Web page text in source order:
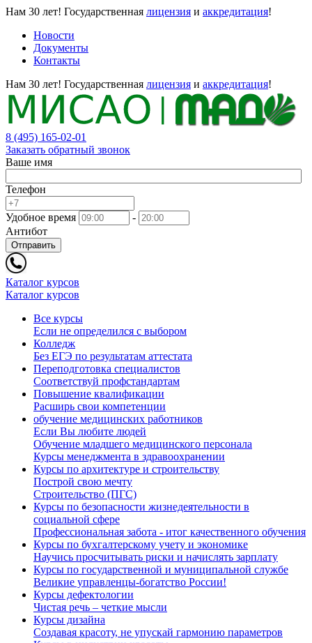
Нам 30 лет! Государственная лицензия и аккредитация!
Новости
Документы
Контакты
Нам 30 лет! Государственная лицензия и аккредитация!
8 (495) 165-02-01
Заказать обратный звонок
Ваше имя
Телефон
Удобное время
-
Антибот
Отправить
Каталог курсов
Каталог курсов
Все курсы
Если не определился с выбором
Колледж
Без ЕГЭ по результатам аттестата
Переподготовка специалистов
Соответствуй профстандартам
Повышение квалификации
Расширь свои компетенции
обучение медицинских работников
Если Вы любите людей
Обучение младшего медицинского персонала
Курсы менеджмента в здравоохранении
Курсы по архитектуре и строительству
Построй свою мечту
Строительство (ПГС)
Курсы по безопасности жизнедеятельности в
социальной сфере
Профессиональная забота - итог качественного обучения
Курсы по бухгалтерскому учету и экономике
Научись просчитывать риски и начислять зарплату
Курсы по государственной и муниципальной службе
Великие управленцы-богатство России!
Курсы дефектологии
Чистая речь – четкие мысли
Курсы дизайна
Создавая красоту, не упускай гармонию параметров